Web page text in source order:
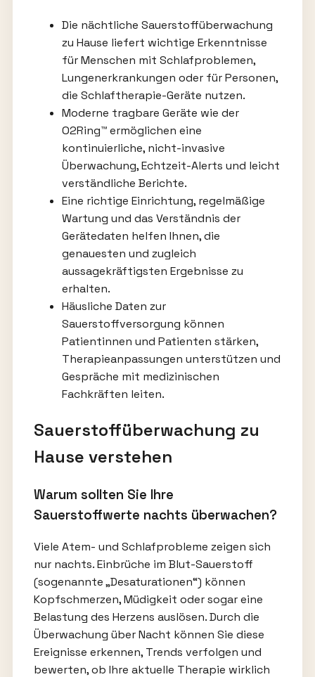
Die nächtliche Sauerstoffüberwachung
zu Hause liefert wichtige Erkenntnisse
für Menschen mit Schlafproblemen,
Lungenerkrankungen oder für Personen,
die Schlaftherapie-Geräte nutzen.
Moderne tragbare Geräte wie der
O2Ring™ ermöglichen eine
kontinuierliche, nicht-invasive
Überwachung, Echtzeit-Alerts und leicht
verständliche Berichte.
Eine richtige Einrichtung, regelmäßige
Wartung und das Verständnis der
Gerätedaten helfen Ihnen, die
genauesten und zugleich
aussagekräftigsten Ergebnisse zu
erhalten.
Häusliche Daten zur
Sauerstoffversorgung können
Patientinnen und Patienten stärken,
Therapieanpassungen unterstützen und
Gespräche mit medizinischen
Fachkräften leiten.
Sauerstoffüberwachung zu
Hause verstehen
Warum sollten Sie Ihre
Sauerstoffwerte nachts überwachen?
Viele Atem- und Schlafprobleme zeigen sich
nur nachts. Einbrüche im Blut-Sauerstoff
(sogenannte „Desaturationen“) können
Kopfschmerzen, Müdigkeit oder sogar eine
Belastung des Herzens auslösen. Durch die
Überwachung über Nacht können Sie diese
Ereignisse erkennen, Trends verfolgen und
bewerten, ob Ihre aktuelle Therapie wirklich